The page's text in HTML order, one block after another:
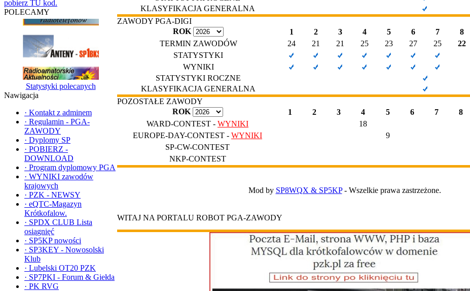
pobierz TU kod.
POLECAMY
Statystyki polecanych
Nawigacja
· Kontakt z adminem
· Regulamin - PGA-
ZAWODY
· Dyplomy SP
· POBIERZ -
DOWNLOAD
· Program dyplomowy PGA
· WYNIKI zawodów
krajowych
· PZK - NEWSY
· eQTC-Magazyn
Krótkofalow.
· SPDX CLUB Lista
osiągnięć
· SP5KP nowości
· SP3KEY - Nowosolski
Klub
· Lubelski OT20 PZK
· SP7PKI - Forum & Giełda
· PK RVG
KLASYFIKACJA GENERALNA
ZAWODY PGA-DIGI
ROK
1 2 3 4 5 6 7 8
TERMIN ZAWODÓW
24 21 21 25 23 27 25 22
STATYSTYKI
WYNIKI
STATYSTYKI ROCZNE
KLASYFIKACJA GENERALNA
POZOSTAŁE ZAWODY
ROK
1 2 3 4 5 6 7 8
WARD-CONTEST - WYNIKI
18
EUROPE-DAY-CONTEST - WYNIKI
9
SP-CW-CONTEST
NKP-CONTEST
Mod by SP8WQX & SP5KP- Wszelkie prawa zastrzeżone.
WITAJ NA PORTALU ROBOT PGA-ZAWODY